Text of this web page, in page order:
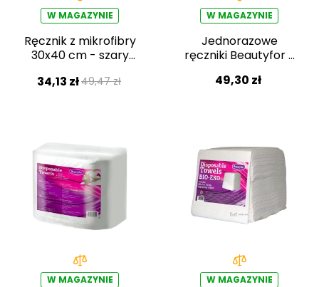
W MAGAZYNIE
Ręcznik z mikrofibry
30x40 cm - szary
opakowaniu)
34,13 zł49,47 zł
W MAGAZYNIE
Jednorazowe
ręczniki Beautyfor z
rolce 35×70cm,
49,30 zł
W MAGAZYNIE W MAGAZYNIE